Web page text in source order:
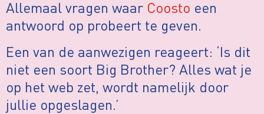
Allemaal vragen waar Coosto een
antwoord op probeert te geven.
Een van de aanwezigen reageert: ‘Is dit
niet een soort Big Brother? Alles wat je
op het web zet, wordt namelijk door
jullie opgeslagen.’